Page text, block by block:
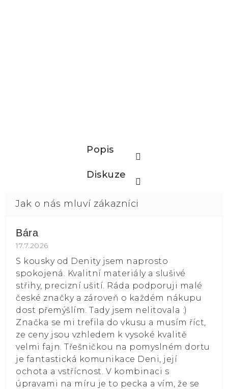
Popis
Diskuze
Bára
Hodnocení obchodu je 5 z 5 hvězdiček.
17.7.2026
S kousky od Denity jsem naprosto
spokojená. Kvalitní materiály a slušivé
střihy, precizní ušití. Ráda podporuji malé
české značky a zároveň o každém nákupu
dost přemýšlím. Tady jsem nelitovala :)
Značka se mi trefila do vkusu a musím říct,
ze ceny jsou vzhledem k vysoké kvalitě
velmi fajn. Třešničkou na pomyslném dortu
je fantastická komunikace Deni, její
ochota a vstřícnost. V kombinaci s
úpravami na míru je to pecka a vím, že se